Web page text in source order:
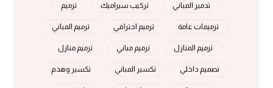
تدمير المباني تركيب سيراميك ترميم
ترميمات عامة ترميم احترافي ترميم المباني
ترميم المنازل ترميم مباني ترميم منازل
تصميم داخلي تكسير المباني تكسير وهدم